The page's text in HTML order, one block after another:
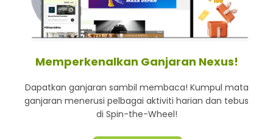
Lebih hot, viral dan sensasi
Terpelihara © 2026. Star Media Group Berhad [197101000523
Memperkenalkan Ganjaran Nexus!
Dapatkan ganjaran sambil membaca! Kumpul mata
ganjaran menerusi pelbagai aktiviti harian dan tebus
di Spin-the-Wheel!